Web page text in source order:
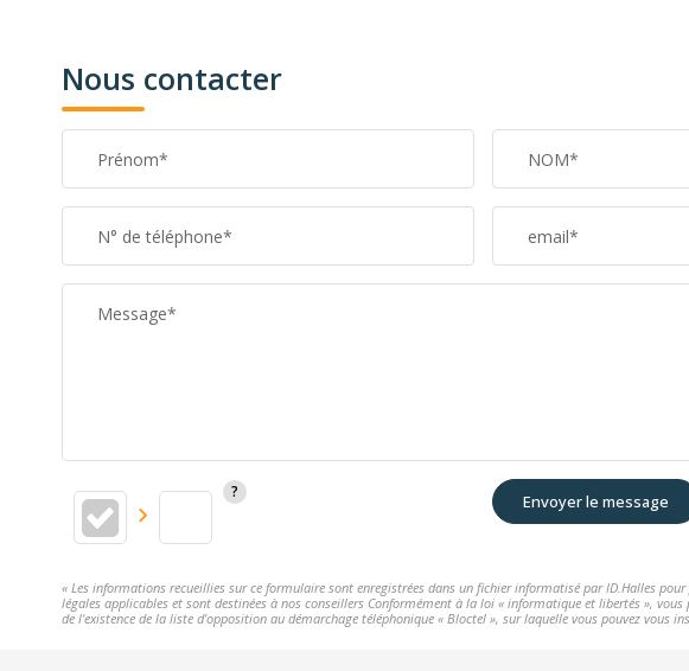
Nous contacter
Prénom* NOM*
N° de téléphone* email*
Message*
Envoyer le message
« Les informations recueillies sur ce formulaire sont enregistrées dans un fichier informatisé par ID.Halles
légales applicables et sont destinées à nos conseillers Conformément à la loi « informatique et libertés »,
de l'existence de la liste d'opposition au démarchage téléphonique « Bloctel », sur laquelle vous pouvez vous